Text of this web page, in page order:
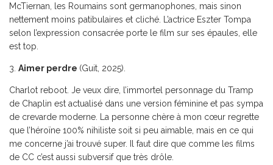
McTiernan, les Roumains sont germanophones, mais sinon
nettement moins patibulaires et cliché. L’actrice Eszter Tompa
selon l’expression consacrée porte le film sur ses épaules, elle
est top.
3. Aimer perdre (Guit, 2025).
Charlot reboot. Je veux dire, l’immortel personnage du Tramp
de Chaplin est actualisé dans une version féminine et pas sympa
de crevarde moderne. La personne chère à mon cœur regrette
que l’héroïne 100% nihiliste soit si peu aimable, mais en ce qui
me concerne j’ai trouvé super. Il faut dire que comme les films
de CC c’est aussi subversif que très drôle.